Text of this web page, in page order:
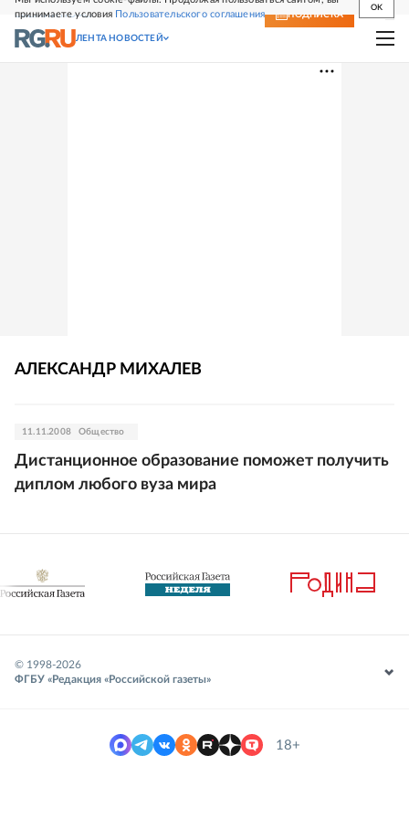
принимаете условия Пользовательского соглашения
OK
СВЕЖИЙ НОМЕР ПОДПИСКА
ЛЕНТА НОВОСТЕЙ
АЛЕКСАНДР МИХАЛЕВ
11.11.2008 Общество
Дистанционное образование поможет получить
диплом любого вуза мира
© 1998-2026
ФГБУ «Редакция «Российской газеты»
18+